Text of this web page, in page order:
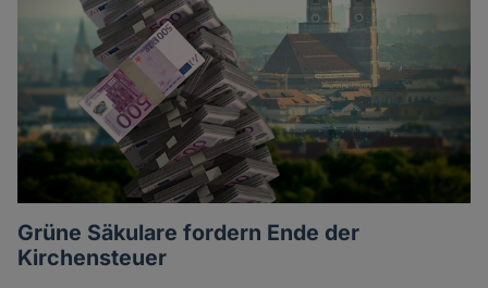
Grüne Säkulare fordern Ende der
Kirchensteuer